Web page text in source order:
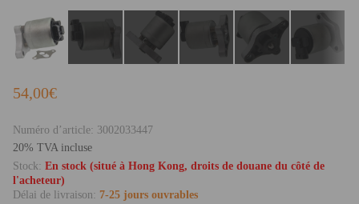
54,00€
Numéro d’article: 3002033447
20% TVA incluse
Stock: En stock (situé à Hong Kong, droits de douane du côté de
l'acheteur)
Délai de livraison: 7-25 jours ouvrables